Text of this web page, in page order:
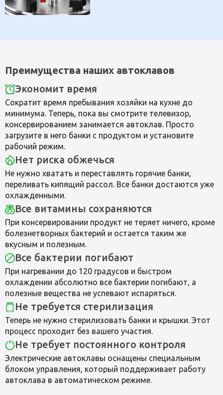
Преимущества наших автоклавов
Экономит время
Сократит время пребывания хозяйки на кухне до
минимума. Теперь, пока вы смотрите телевизор,
консервированием занимается автоклав. Просто
загрузите в него банки с продуктом и установите
рабочий режим.
Нет риска обжечься
Не нужно хватать и переставлять горячие банки,
переливать кипящий рассол. Все банки достаются уже
охлажденными.
Все витамины сохраняются
При консервировании продукт не теряет ничего, кроме
болезнетворных бактерий и остается таким же
вкусным и полезным.
Все бактерии погибают
При нагревании до 120 градусов и быстром
охлаждении абсолютно все бактерии погибают, а
полезные вещества не успевают испаряться.
Не требуется стерилизация
Теперь не нужно стерилизовать банки и крышки. Этот
процесс проходит без вашего участия.
Не требует постоянного контроля
Электрические автоклавы оснащены специальным
блоком управления, который поддерживает работу
автоклава в автоматическом режиме.